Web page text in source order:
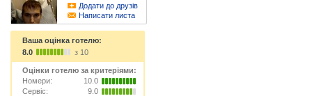
Додати до друзів
Написати листа
Ваша оцінка готелю:
8.0
з 10
Оцінки готелю за критеріями:
Номери:
10.0
Сервіс:
9.0